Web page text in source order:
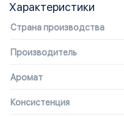
Характеристики
Страна производства
Производитель
Аромат
Консистенция